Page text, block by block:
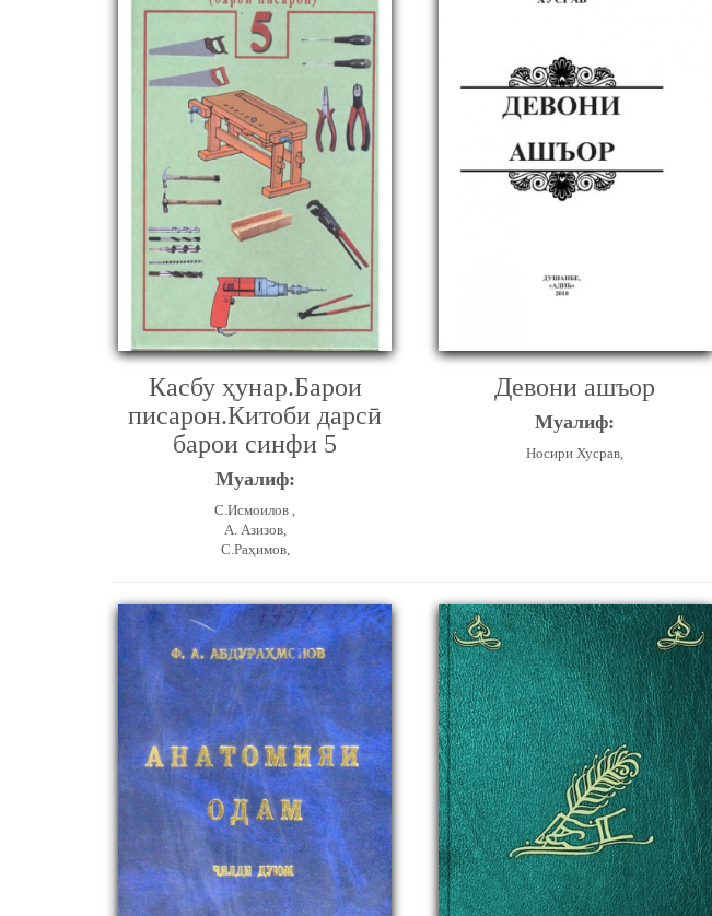
Касбу ҳунар.Барои
писарон.Китоби дарсӣ
барои синфи 5
Муалиф:
С.Исмоилов ,
А. Азизов,
С.Раҳимов,
Девони ашъор
Муалиф:
Носири Хусрав,